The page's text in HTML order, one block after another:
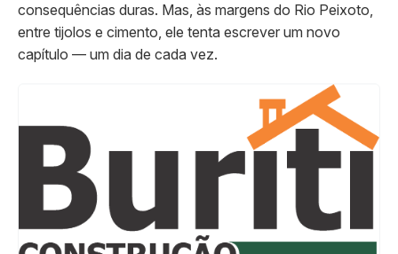
consequências duras. Mas, às margens do Rio Peixoto,
entre tijolos e cimento, ele tenta escrever um novo
capítulo — um dia de cada vez.